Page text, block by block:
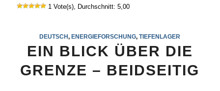
1 Vote(s), Durchschnitt: 5,00
DEUTSCH ,ENERGIEFORSCHUNG ,TIEFENLAGER
EIN BLICK ÜBER DIE
GRENZE – BEIDSEITIG